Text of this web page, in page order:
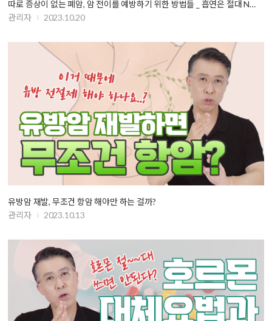
따로 증상이 없는 폐암, 암 전이를 예방하기 위한 방법들 _ 흡연은 절대 N…
관리자
2023.10.20
유방암 재발, 무조건 항암 해야만 하는 걸까?
관리자
2023.10.13